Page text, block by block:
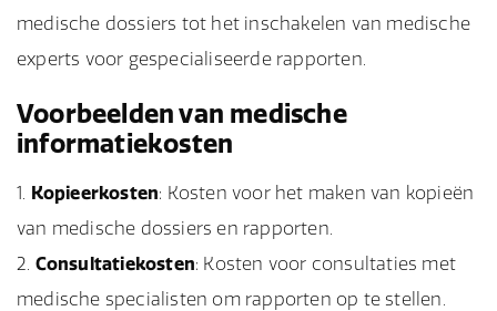
medische dossiers tot het inschakelen van medische
experts voor gespecialiseerde rapporten.
Voorbeelden van medische
informatiekosten
Kopieerkosten: Kosten voor het maken van kopieën
van medische dossiers en rapporten.
Consultatiekosten: Kosten voor consultaties met
medische specialisten om rapporten op te stellen.